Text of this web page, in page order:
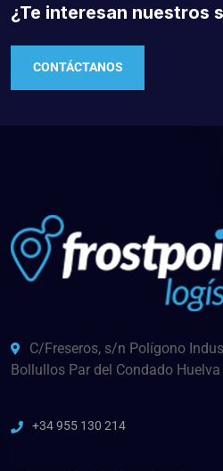
¿Te interesan nuestros
CONTÁCTANOS
C/Freseros, s/n Polígono
Bollullos Par del Condado Huelva
+34 955 130 214